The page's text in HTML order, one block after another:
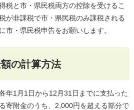
税と市・県民税両方の控除を受けるこ
が非課税で市・県民税のみ課税される
市・県民税申告をお願いします。
の計算方法
年1月1日から12月31日までに支払った
寄附金のうち、2,000円を超える部分で